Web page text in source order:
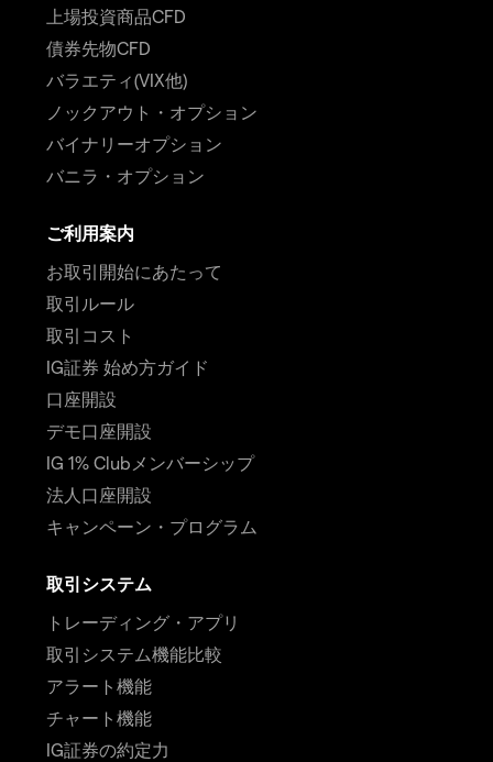
上場投資商品CFD
債券先物CFD
バラエティ(VIX他)
ノックアウト・オプション
バイナリーオプション
バニラ・オプション
ご利用案内
お取引開始にあたって
取引ルール
取引コスト
IG証券 始め方ガイド
口座開設
デモ口座開設
IG 1% Clubメンバーシップ
法人口座開設
キャンペーン・プログラム
取引システム
トレーディング・アプリ
取引システム機能比較
アラート機能
チャート機能
IG証券の約定力